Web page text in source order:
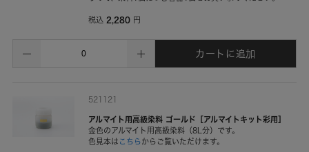
税込 2,280 円
カートに追加
521121
アルマイト用高級染料 ゴールド［アルマイトキット彩用］
金色のアルマイト用高級染料（8L分）です。
色見本は こちらからご覧いただけます。